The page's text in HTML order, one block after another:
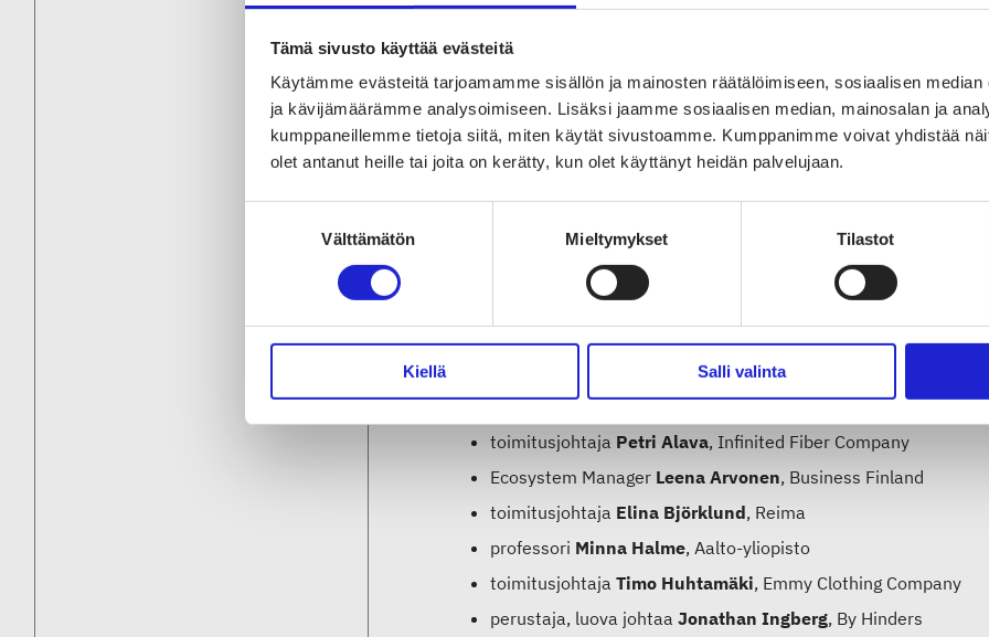
Tämä sivusto käyttää evästeitä
Käytämme evästeitä tarjoamamme sisällön ja mainosten räätälöimiseen, sosiaalisen
ja kävijämäärämme analysoimiseen. Lisäksi jaamme sosiaalisen median, mainosalan ja
kumppaneillemme tietoja siitä, miten käytät sivustoamme. Kumppanimme voivat yhdistää
olet antanut heille tai joita on kerätty, kun olet käyttänyt heidän palvelujaan.
Välttämätön Mieltymykset Tilastot
Kiellä Salli valinta
”Suomessa on joukko upeita brändejä, joilla on valtava
tunnistaa ne toimenpiteet, jotka luovat pysyvää kilpailuetua
vahvojen kansainvälisten kuluttajabrändien avulla Suomi voi
tarjoamat mahdollisuudet”, sanoo Reiman toimitusjohtajaElina
puheenjohtajana. ”Tuotteiden suurin arvo syntyy
brändinrakennuksessa, ja saavuttaa huippunsa kuluttajan
markkinointivaiheessa. Kaiken perustana on kuitenkin aina
vaativaan ja vastuulliseen kuluttajaan.”
Brändi- ja kuluttajalähtöinen tekstiili- ja muotiala Suomessa 2030
jäsenet:
toimitusjohtaja Petri Alava, Infinited Fiber Company
Ecosystem Manager Leena Arvonen, Business Finland
toimitusjohtaja Elina Björklund, Reima
professori Minna Halme, Aalto-yliopisto
toimitusjohtajaTimo Huhtamäki, Emmy Clothing Company
perustaja, luova johtaaJonathan Ingberg, By Hinders